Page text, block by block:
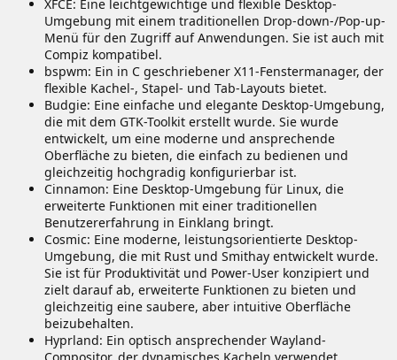
XFCE: Eine leichtgewichtige und flexible Desktop-
Umgebung mit einem traditionellen Drop-down-/Pop-up-
Menü für den Zugriff auf Anwendungen. Sie ist auch mit
Compiz kompatibel.
bspwm: Ein in C geschriebener X11-Fenstermanager, der
flexible Kachel-, Stapel- und Tab-Layouts bietet.
Budgie: Eine einfache und elegante Desktop-Umgebung,
die mit dem GTK-Toolkit erstellt wurde. Sie wurde
entwickelt, um eine moderne und ansprechende
Oberfläche zu bieten, die einfach zu bedienen und
gleichzeitig hochgradig konfigurierbar ist.
Cinnamon: Eine Desktop-Umgebung für Linux, die
erweiterte Funktionen mit einer traditionellen
Benutzererfahrung in Einklang bringt.
Cosmic: Eine moderne, leistungsorientierte Desktop-
Umgebung, die mit Rust und Smithay entwickelt wurde.
Sie ist für Produktivität und Power-User konzipiert und
zielt darauf ab, erweiterte Funktionen zu bieten und
gleichzeitig eine saubere, aber intuitive Oberfläche
beizubehalten.
Hyprland: Ein optisch ansprechender Wayland-